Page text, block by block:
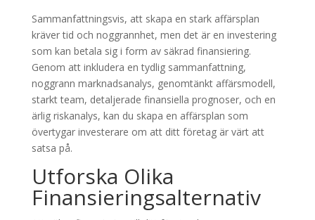
Sammanfattningsvis, att skapa en stark affärsplan
kräver tid och noggrannhet, men det är en investering
som kan betala sig i form av säkrad finansiering.
Genom att inkludera en tydlig sammanfattning,
noggrann marknadsanalys, genomtänkt affärsmodell,
starkt team, detaljerade finansiella prognoser, och en
ärlig riskanalys, kan du skapa en affärsplan som
övertygar investerare om att ditt företag är värt att
satsa på.
Utforska Olika
Finansieringsalternativ